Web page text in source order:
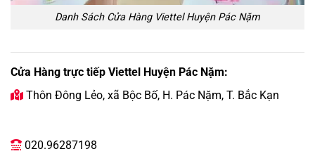
Danh Sách Cửa Hàng Viettel Huyện Pác Nặm
Cửa Hàng trực tiếp Viettel Huyện Pác Nặm:
 Thôn Đông Lẻo, xã Bộc Bố, H. Pác Nặm, T. Bắc Kạn
 020.96287198